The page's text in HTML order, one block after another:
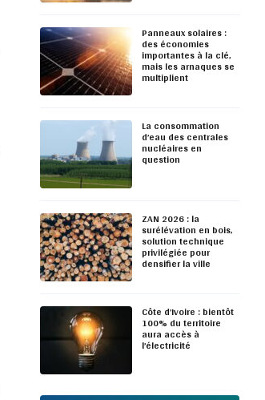
Panneaux solaires :
des économies
importantes à la clé,
mais les arnaques se
multiplient
La consommation
d’eau des centrales
nucléaires en
question
ZAN 2026 : la
surélévation en bois,
solution technique
privilégiée pour
densifier la ville
Côte d’Ivoire : bientôt
100% du territoire
aura accès à
l’électricité